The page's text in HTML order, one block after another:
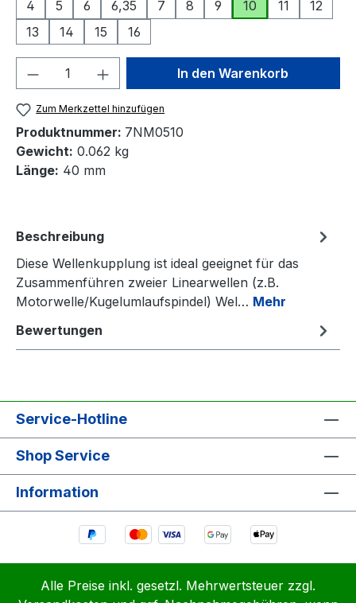
4
5 6 6,35 7 8 9 10 11
12
13
14 15 16
Produkt Anzahl: Gib denIn den Warenkorb
Zum Merkzettel hinzufügen
Produktnummer: 7NM0510
Gewicht: 0.062 kg
Länge: 40 mm
Beschreibung
Diese Wellenkupplung ist ideal geeignet für das
Zusammenführen zweier Linearwellen (z.B.
Motorwelle/Kugelumlaufspindel) Wel… Mehr
Bewertungen
Service-Hotline
Shop Service
Information
Alle Preise inkl. gesetzl. Mehrwertsteuer zzgl.